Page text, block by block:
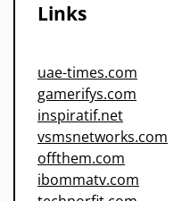
Links
uae-times.com
gamerifys.com
inspiratif.net
vsmsnetworks.com
offthem.com
ibommatv.com